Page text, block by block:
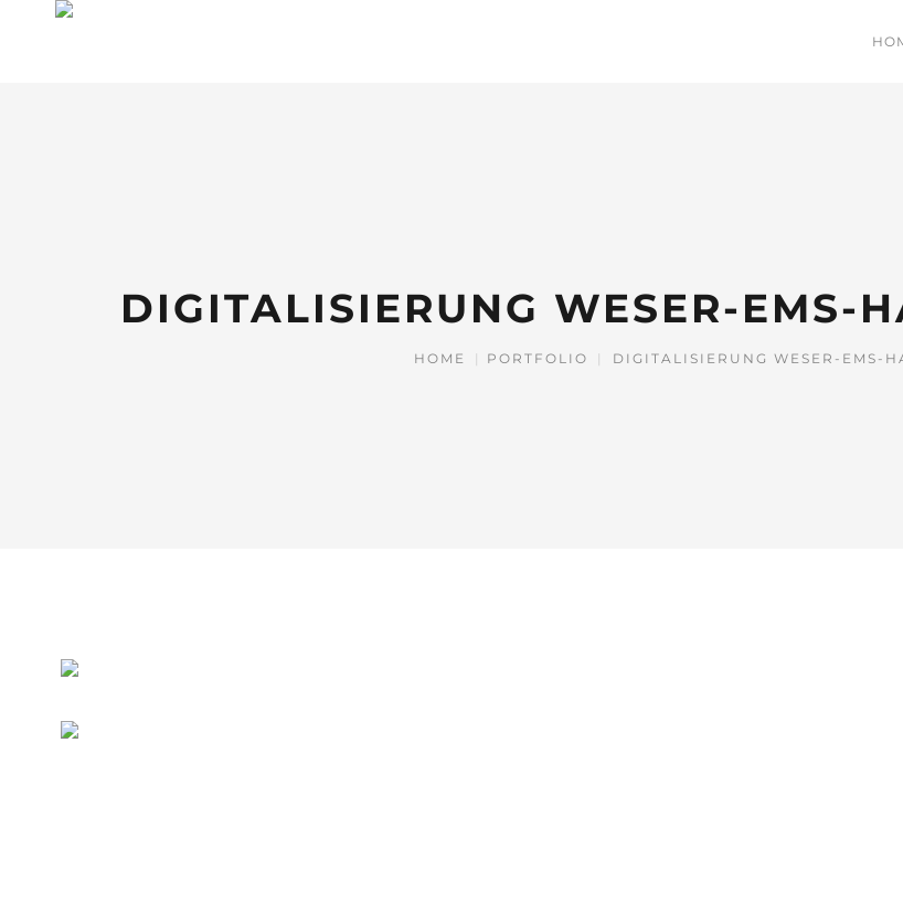
DIGITALISIERUNG WESER-EMS-
HOME | PORTFOLIO | DIGITALISIERUNG WESER-EMS-